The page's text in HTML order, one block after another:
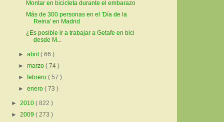
Montar en bicicleta durante el embarazo
Más de 300 personas en el 'Día de la
Reina' en Madrid
¿Es posible ir a trabajar a Getafe en bici
desde M...
►abril( 66 )
►marzo( 74 )
►febrero( 57 )
►enero( 73 )
► 2010 ( 822 )
► 2009 ( 273 )